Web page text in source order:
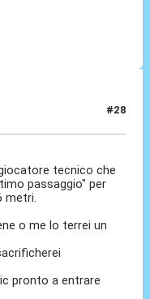
#28
tecnico che
passaggio" per
metri.
o me lo terrei un
pronto a entrare